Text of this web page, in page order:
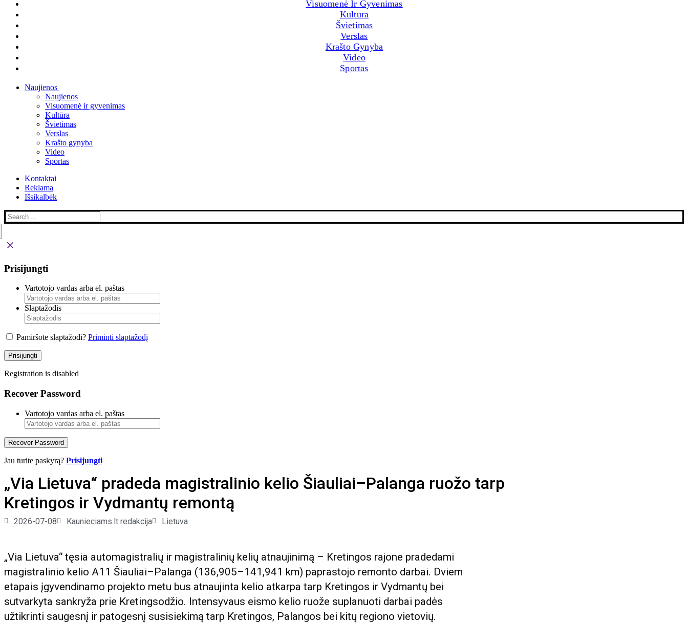
Visuomenė Ir Gyvenimas
Kultūra
Švietimas
Verslas
Krašto Gynyba
Video
Sportas
Naujienos
Naujienos
Visuomenė ir gyvenimas
Kultūra
Švietimas
Verslas
Krašto gynyba
Video
Sportas
Kontaktai
Reklama
Išsikalbėk
Prisijungti
Vartotojo vardas arba el. paštas
Slaptažodis
Pamiršote slaptažodi? Priminti slaptažodį
Prisijungti
Registration is disabled
Recover Password
Vartotojo vardas arba el. paštas
Recover Password
Jau turite paskyrą? Prisijungti
„Via Lietuva“ pradeda magistralinio kelio Šiauliai–Palanga ruožo tarp
Kretingos ir Vydmantų remontą
2026-07-08 Kaunieciams.lt redakcija Lietuva
„Via Lietuva“ tęsia automagistralių ir magistralinių kelių atnaujinimą – Kretingos rajone pradedami
magistralinio kelio A11 Šiauliai–Palanga (136,905–141,941 km) paprastojo remonto darbai. Dviem
etapais įgyvendinamo projekto metu bus atnaujinta kelio atkarpa tarp Kretingos ir Vydmantų bei
sutvarkyta sankryža prie Kretingsodžio. Intensyvaus eismo kelio ruože suplanuoti darbai padės
užtikrinti saugesnį ir patogesnį susisiekimą tarp Kretingos, Palangos bei kitų regiono vietovių.